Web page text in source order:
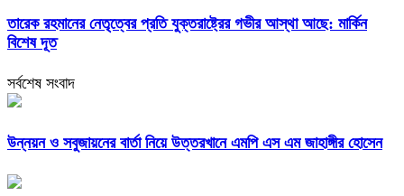
তারেক রহমানের নেতৃত্বের প্রতি যুক্তরাষ্ট্রের গভীর আস্থা আছে: মার্কিন
বিশেষ দূত
সর্বশেষ সংবাদ
উন্নয়ন ও সবুজায়নের বার্তা নিয়ে উত্তরখানে এমপি এস এম জাহাঙ্গীর হোসেন